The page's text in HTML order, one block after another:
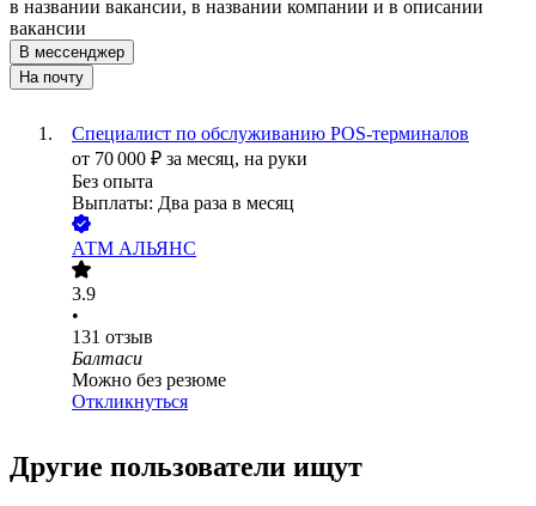
в названии вакансии, в названии компании и в описании
вакансии
В мессенджер
На почту
Специалист по обслуживанию POS-терминалов
от 70 000 ₽ за месяц, на руки
Без опыта
Выплаты: Два раза в месяц
АТМ АЛЬЯНС
3.9
•
131 отзыв
Балтаси
Можно без резюме
Откликнуться
Другие пользователи ищут